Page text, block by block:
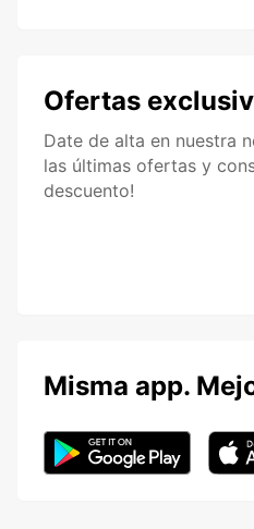
Ofertas
Date de alta en nuestra
las últimas ofertas y
descuento!
Misma app.